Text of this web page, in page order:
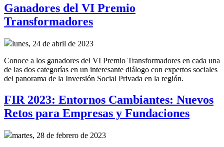
Ganadores del VI Premio
Transformadores
lunes, 24 de abril de 2023
Conoce a los ganadores del VI Premio Transformadores en cada una
de las dos categorías en un interesante diálogo con expertos sociales
del panorama de la Inversión Social Privada en la región.
FIR 2023: Entornos Cambiantes: Nuevos
Retos para Empresas y Fundaciones
martes, 28 de febrero de 2023